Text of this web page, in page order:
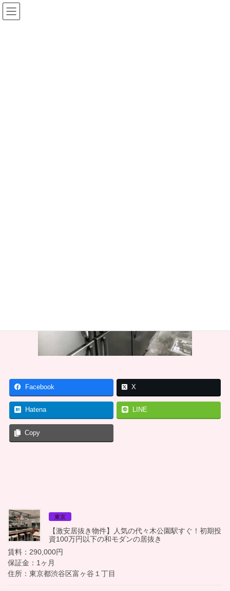
コ
ン
ナ
ビ
Facebook X
Hatena LINE
Copy
東京
【激安居抜き物件】人気の代々木公園駅すぐ！初期投
資100万円以下の和モダンの居抜き
賃料：290,000円
保証金：1ヶ月
住所：東京都渋谷区富ヶ谷１丁目